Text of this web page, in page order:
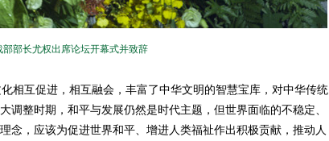
部长尤权出席论坛开幕式并致辞
互促进，相互融会，丰富了中华文明的智慧宝库，对中华传统
整时期，和平与发展仍然是时代主题，但世界面临的不稳定、
念，应该为促进世界和平、增进人类福祉作出积极贡献，推动人